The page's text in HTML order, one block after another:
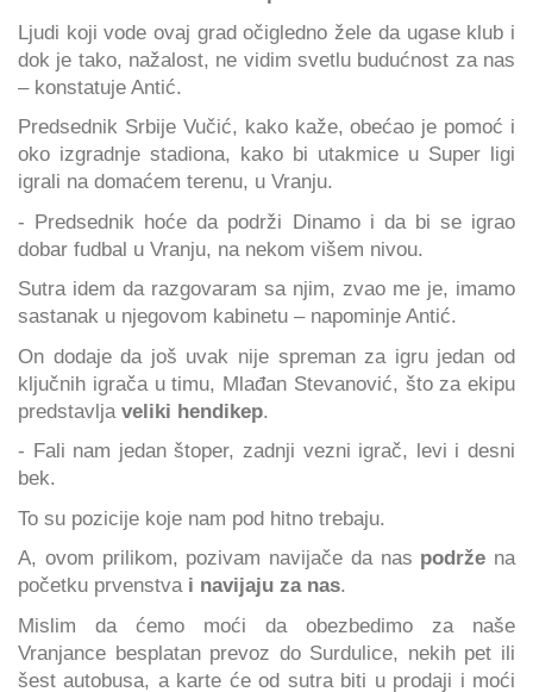
Ljudi koji vode ovaj grad očigledno žele da ugase klub i
dok je tako, nažalost, ne vidim svetlu budućnost za nas
– konstatuje Antić.
Predsednik Srbije Vučić, kako kaže, obećao je pomoć i
oko izgradnje stadiona, kako bi utakmice u Super ligi
igrali na domaćem terenu, u Vranju.
- Predsednik hoće da podrži Dinamo i da bi se igrao
dobar fudbal u Vranju, na nekom višem nivou.
Sutra idem da razgovaram sa njim, zvao me je, imamo
sastanak u njegovom kabinetu – napominje Antić.
On dodaje da još uvak nije spreman za igru jedan od
ključnih igrača u timu, Mlađan Stevanović, što za ekipu
predstavlja veliki hendikep.
- Fali nam jedan štoper, zadnji vezni igrač, levi i desni
bek.
To su pozicije koje nam pod hitno trebaju.
A, ovom prilikom, pozivam navijače da nas podrže na
početku prvenstva i navijaju za nas.
Mislim da ćemo moći da obezbedimo za naše
Vranjance besplatan prevoz do Surdulice, nekih pet ili
šest autobusa, a karte će od sutra biti u prodaji i moći